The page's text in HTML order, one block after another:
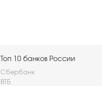
Топ 10 банков России
Сбербанк
ВТБ